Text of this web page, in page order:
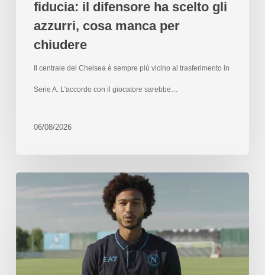
fiducia: il difensore ha scelto gli
azzurri, cosa manca per
chiudere
Il centrale del Chelsea è sempre più vicino al trasferimento in
Serie A. L'accordo con il giocatore sarebbe…
06/08/2026